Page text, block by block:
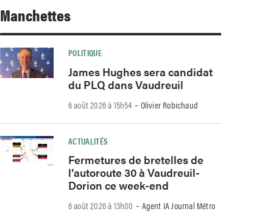
Manchettes
POLITIQUE
James Hughes sera candidat
du PLQ dans Vaudreuil
6 août 2026 à 15h54 -Olivier Robichaud
ACTUALITÉS
Fermetures de bretelles de
l’autoroute 30 à Vaudreuil-
Dorion ce week-end
6 août 2026 à 13h00 -Agent IA Journal Métro